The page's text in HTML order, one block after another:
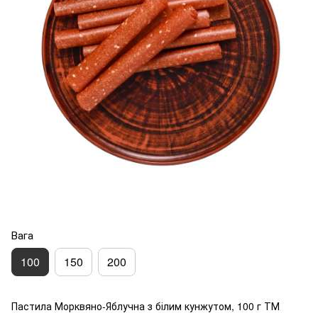
Вага
100 150 200
Пастила Морквяно-Яблучна з білим кунжутом, 100 г ТМ